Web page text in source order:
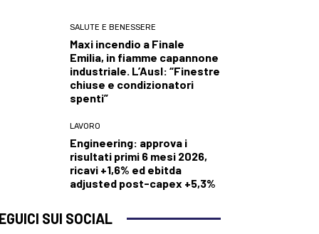
SALUTE E BENESSERE
Maxi incendio a Finale
Emilia, in fiamme capannone
industriale. L’Ausl: “Finestre
chiuse e condizionatori
spenti”
LAVORO
Engineering: approva i
risultati primi 6 mesi 2026,
ricavi +1,6% ed ebitda
adjusted post-capex +5,3%
SUI SOCIAL